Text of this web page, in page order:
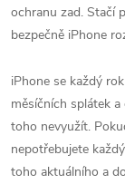
ochranu zad. Stačí
bezpečně iPhone
iPhone se každý
měsíčních splátek
toho nevyužít.
nepotřebujete
toho aktuálního a